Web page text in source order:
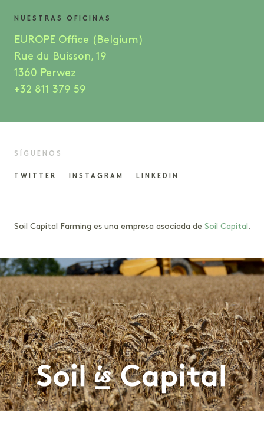
SÍGUENOS
TWITTER INSTAGRAM LINKEDIN
Soil Capital Farming es una empresa asociada de Soil Capital .
NUESTRAS OFICINAS
EUROPE Office (Belgium)
Rue du Buisson, 19
1360 Perwez
+32 811 379 59